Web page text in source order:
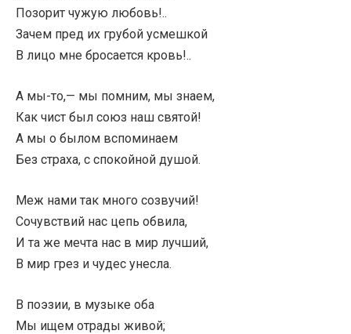
Позорит чужую любовь!..
Зачем пред их грубой усмешкой
В лицо мне бросается кровь!..
А мы-то,— мы помним, мы знаем,
Как чист был союз наш святой!
А мы о былом вспоминаем
Без страха, с спокойной душой.
Меж нами так много созвучий!
Сочувствий нас цепь обвила,
И та же мечта нас в мир лучший,
В мир грез и чудес унесла.
В поэзии, в музыке оба
Мы ищем отрады живой;